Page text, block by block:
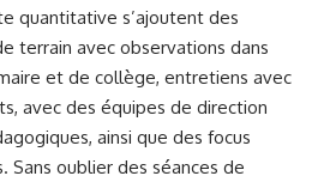
quantitative s’ajoutent des
terrain avec observations dans
et de collège, entretiens avec
avec des équipes de direction
ainsi que des focus
Sans oublier des séances de